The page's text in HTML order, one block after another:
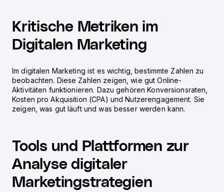
Kritische Metriken im
Digitalen Marketing
Im digitalen Marketing ist es wichtig, bestimmte Zahlen zu
beobachten. Diese Zahlen zeigen, wie gut Online-
Aktivitäten funktionieren. Dazu gehören Konversionsraten,
Kosten pro Akquisition (CPA) und Nutzerengagement. Sie
zeigen, was gut läuft und was besser werden kann.
Tools und Plattformen zur
Analyse digitaler
Marketingstrategien